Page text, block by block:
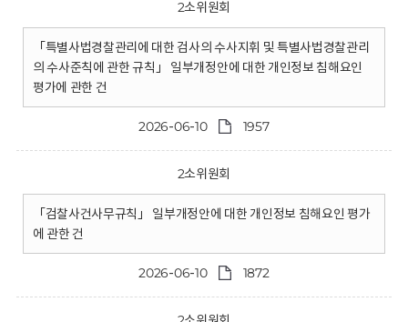
2소위원회
「특별사법경찰관리에 대한 검사의 수사지휘 및 특별사법경찰관리
의 수사준칙에 관한 규칙」 일부개정안에 대한 개인정보 침해요인
평가에 관한 건
2026-06-10 1957
2소위원회
「검찰사건사무규칙」 일부개정안에 대한 개인정보 침해요인 평가
에 관한 건
2026-06-10 1872